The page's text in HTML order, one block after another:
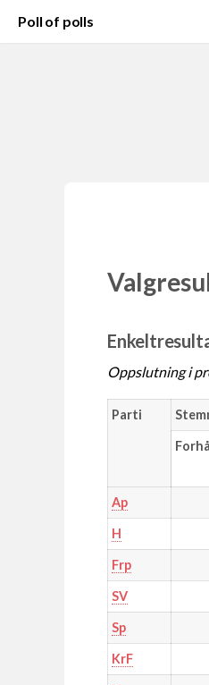
Poll of polls
Oppslutning i
Parti
Ap
H
Frp
SV
Sp
KrF